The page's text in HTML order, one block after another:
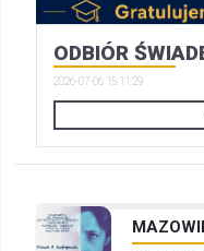
ODBIÓR
2026-07-06 15:11:29